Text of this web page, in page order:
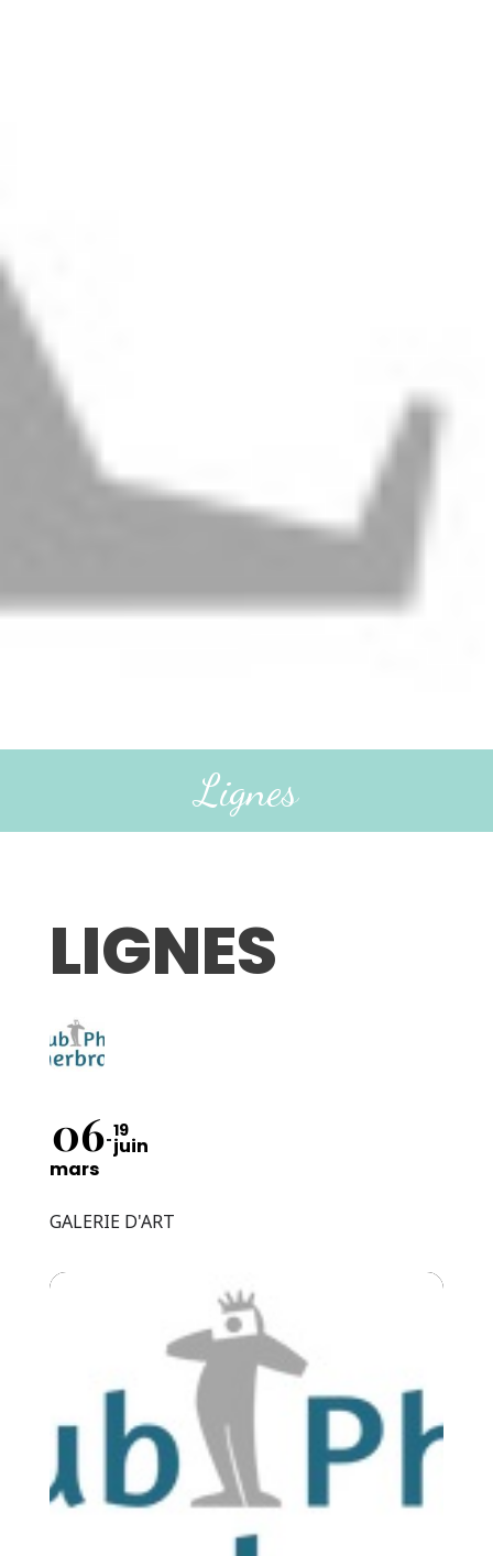
Lignes
LIGNES
06
mars
19
juin
GALERIE D'ART